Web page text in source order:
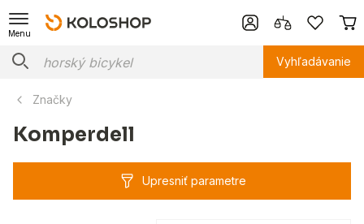
Menu
Vyhľadávanie
Značky
Komperdell
Upresniť parametre